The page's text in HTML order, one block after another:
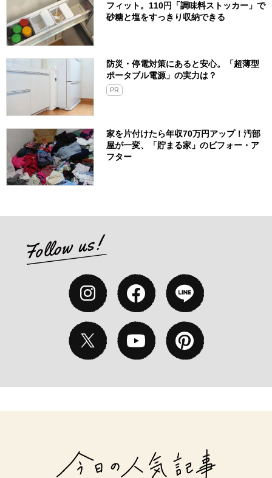
フィット。110円「調味料ストッカー」で
砂糖と塩をすっきり収納できる
防災・停電対策にあると安心。「超薄型
ポータブル電源」の実力は？​
PR
家を片付けたら年収70万円アップ！汚部
屋が一変、「貯まる家」のビフォー・ア
フター